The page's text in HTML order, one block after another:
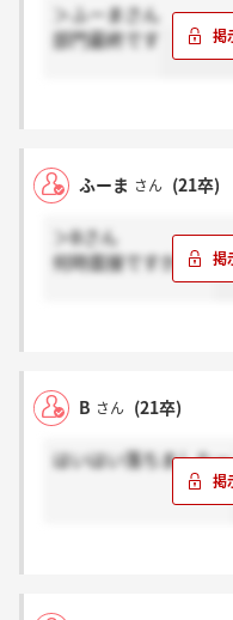
＞ふーまさん
部門最終です
ふーま さん (21卒)
＞Bさん
何時面接ですか？？
B さん (21卒)
はいはい落ちましたー